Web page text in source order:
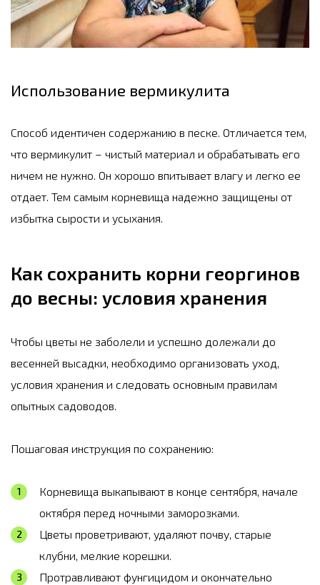
Использование вермикулита
Способ идентичен содержанию в песке. Отличается тем,
что вермикулит – чистый материал и обрабатывать его
ничем не нужно. Он хорошо впитывает влагу и легко ее
отдает. Тем самым корневища надежно защищены от
избытка сырости и усыхания.
Как сохранить корни георгинов
до весны: условия хранения
Чтобы цветы не заболели и успешно долежали до
весенней высадки, необходимо организовать уход,
условия хранения и следовать основным правилам
опытных садоводов.
Пошаговая инструкция по сохранению:
Корневища выкапывают в конце сентября, начале
октября перед ночными заморозками.
Цветы проветривают, удаляют почву, старые
клубни, мелкие корешки.
Протравливают фунгицидом и окончательно